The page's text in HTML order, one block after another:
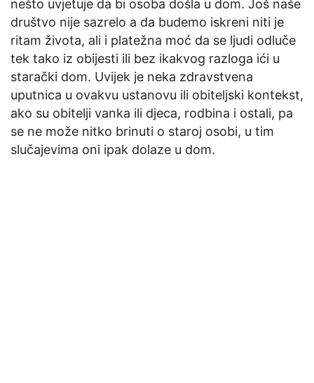
nešto uvjetuje da bi osoba došla u dom. Još naše
društvo nije sazrelo a da budemo iskreni niti je
ritam života, ali i platežna moć da se ljudi odluče
tek tako iz obijesti ili bez ikakvog razloga ići u
starački dom. Uvijek je neka zdravstvena
uputnica u ovakvu ustanovu ili obiteljski kontekst,
ako su obitelji vanka ili djeca, rodbina i ostali, pa
se ne može nitko brinuti o staroj osobi, u tim
slučajevima oni ipak dolaze u dom.